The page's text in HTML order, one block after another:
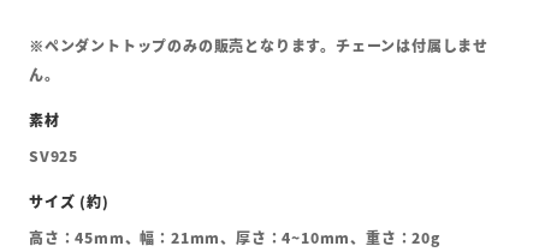
※ペンダントトップのみの販売となります。チェーンは付属しませ
ん。
SV925
高さ：45mm、幅：21mm、厚さ：4~10mm、重さ：20g